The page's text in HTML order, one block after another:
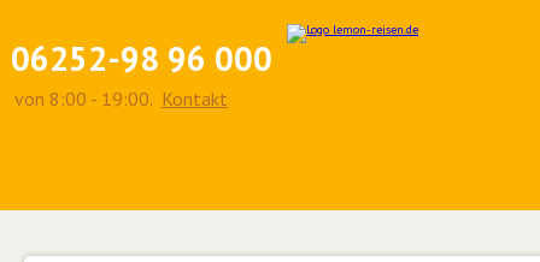
06252-98 96 000
von 8:00 - 19:00. Kontakt